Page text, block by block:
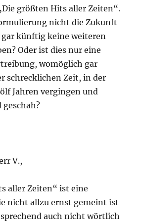
größten Hits aller Zeiten“.
nicht die Zukunft
gar künftig keine weiteren
Oder ist dies nur eine
womöglich gar
schrecklichen Zeit, in der
Jahren vergingen und
geschah?
V.,
aller Zeiten“ ist eine
nicht allzu ernst gemeint ist
auch nicht wörtlich